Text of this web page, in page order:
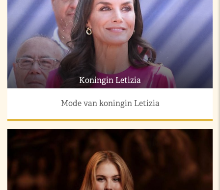
Koningin Letizia
Mode van koningin Letizia